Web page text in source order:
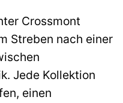
Crossmont
Streben nach einer
Jede Kollektion
einen